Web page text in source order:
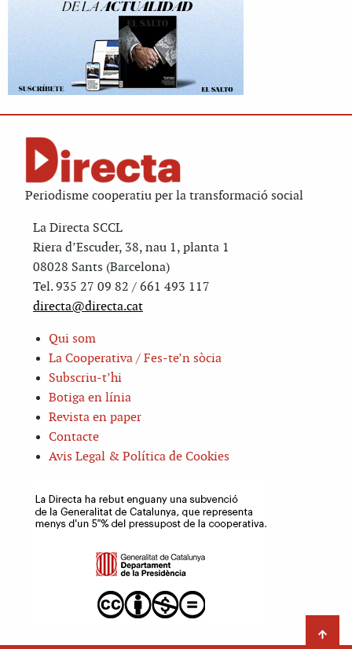
Periodisme cooperatiu per la transformació social
La Directa SCCL
Riera d’Escuder, 38, nau 1, planta 1
08028 Sants (Barcelona)
Tel. 935 27 09 82 / 661 493 117
directa@directa.cat
Qui som
La Cooperativa / Fes-te’n sòcia
Subscriu-t’hi
Botiga en línia
Revista en paper
Contacte
Avis Legal & Política de Cookies